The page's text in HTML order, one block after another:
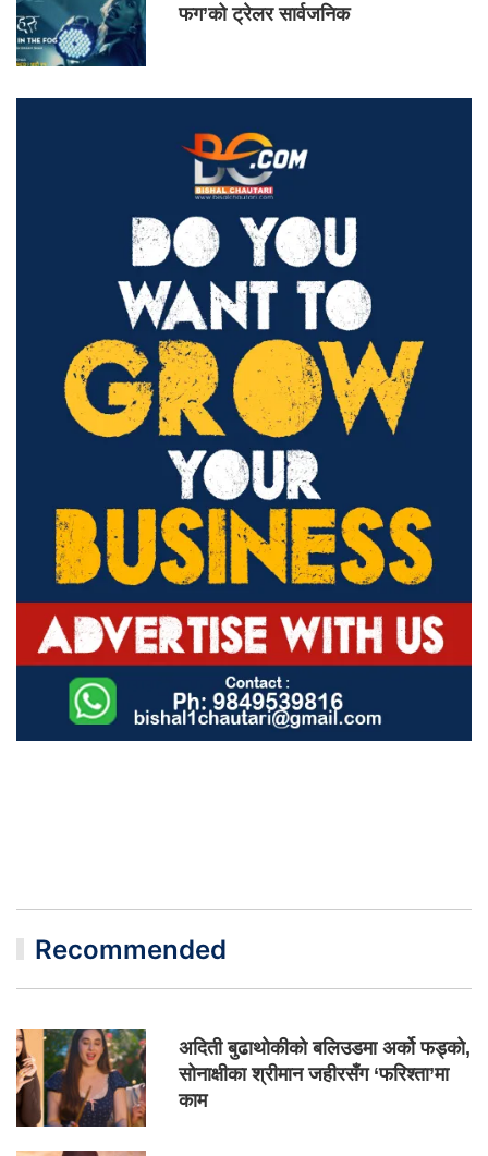
फग’को ट्रेलर सार्वजनिक
Recommended
अदिती बुढाथोकीको बलिउडमा अर्को फड्को,
सोनाक्षीका श्रीमान जहीरसँग ‘फरिश्ता’मा
काम